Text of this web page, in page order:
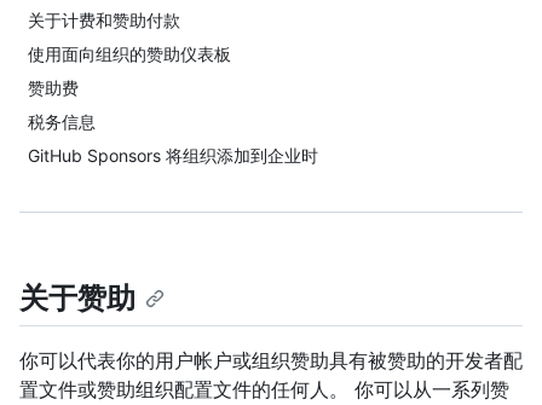
关于计费和赞助付款
使用面向组织的赞助仪表板
赞助费
税务信息
GitHub Sponsors 将组织添加到企业时
关于赞助
你可以代表你的用户帐户或组织赞助具有被赞助的开发者配
置文件或赞助组织配置文件的任何人。 你可以从一系列赞